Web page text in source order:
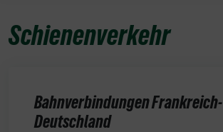
Schienenverkehr
Bahnverbindungen Frankreich-
Deutschland